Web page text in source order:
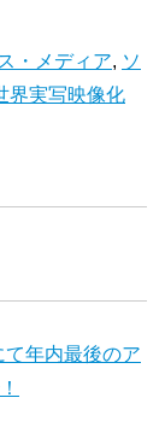
・メディア, ソ
界実写映像化
年内最後のア